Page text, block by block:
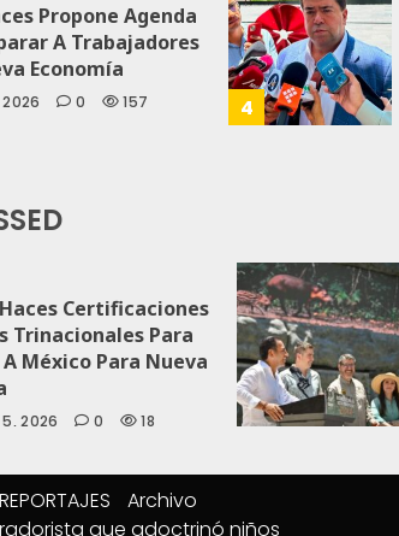
Propone Agenda
A Trabajadores
Economía
2026 0 157 4
Certificaciones
Trinacionales Para
México Para Nueva
2026 0 18
REPORTAJES
Archivo
que adoctrinó niños